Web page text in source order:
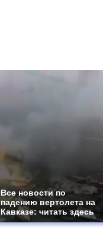
Все новости по
падению вертолета на
Кавказе: читать здесь